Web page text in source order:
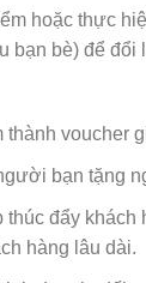
hoặc thực
bạn bè) để đổi
thành voucher
bạn tặng
thúc đẩy
hàng lâu dài.